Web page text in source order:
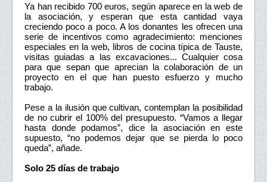
Ya han recibido 700 euros, según aparece en la web de
la asociación, y esperan que esta cantidad vaya
creciendo poco a poco. A los donantes les ofrecen una
serie de incentivos como agradecimiento: menciones
especiales en la web, libros de cocina típica de Tauste,
visitas guiadas a las excavaciones... Cualquier cosa
para que sepan que aprecian la colaboración de un
proyecto en el que han puesto esfuerzo y mucho
trabajo.
Pese a la ilusión que cultivan, contemplan la posibilidad
de no cubrir el 100% del presupuesto. “Vamos a llegar
hasta donde podamos”, dice la asociación en este
supuesto, “no podemos dejar que se pierda lo poco
queda”, añade.
Solo 25 días de trabajo